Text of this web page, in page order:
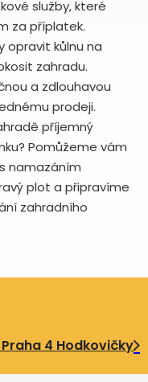
služby, které
za příplatek.
opravit kůlnu na
zahradu.
a zdlouhavou
prodeji.
příjemný
Pomůžeme vám
namazáním
plot a připravíme
zahradního
4 Hodkovičky